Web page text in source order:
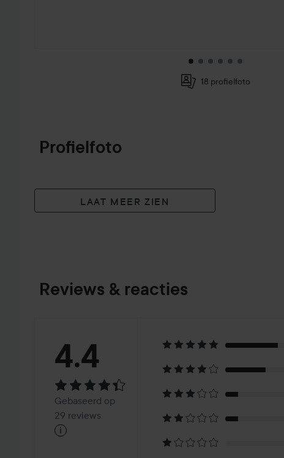
18 profielfoto
Profielfoto
LAAT MEER ZIEN
Reviews & reacties
Beoordeling:
4.4Gebaseerd
op
4.4
Gebaseerd op
29 reviews
i